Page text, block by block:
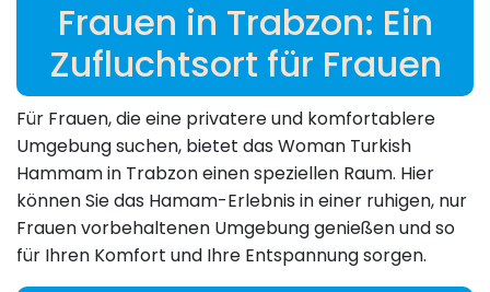
Frauen in Trabzon: Ein
Zufluchtsort für Frauen
Für Frauen, die eine privatere und komfortablere
Umgebung suchen, bietet das Woman Turkish
Hammam in Trabzon einen speziellen Raum. Hier
können Sie das Hamam-Erlebnis in einer ruhigen, nur
Frauen vorbehaltenen Umgebung genießen und so
für Ihren Komfort und Ihre Entspannung sorgen.